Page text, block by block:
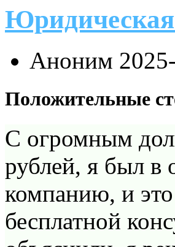
Аноним
Положительные
С огромным
рублей, я был в
компанию, и
бесплатной